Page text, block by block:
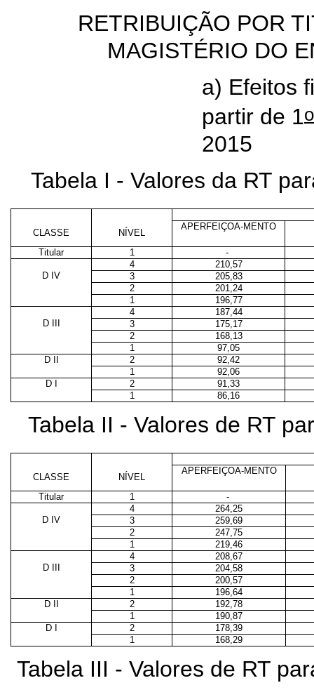
RETRIBUIÇÃO POR
MAGISTÉRIO DO
a) Efeitos
partir de 1o
2015
Tabela I - Valores da RT
CLASSE NÍVEL
APERFEIÇOA-MENTO
Titular 1
-
4
210,57
D IV
3
205,83
2
201,24
1
196,77
4
187,44
D III
3
175,17
2
168,13
1
97,05
D II
2
92,42
1
92,06
D I
2
91,33
1
86,16
Tabela II - Valores de RT
CLASSE NÍVEL
APERFEIÇOA-MENTO
Titular 1
-
4
264,25
D IV
3
259,69
2
247,75
1
219,46
4
208,67
D III
3
204,58
2
200,57
1
196,64
D II
2
192,78
1
190,87
D I
2
178,39
1
168,29
Tabela III - Valores de RT